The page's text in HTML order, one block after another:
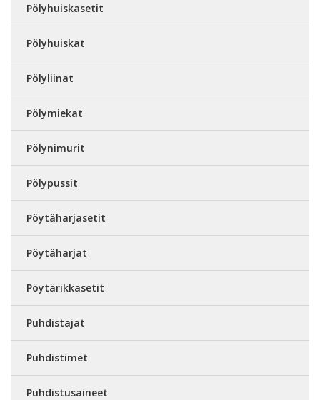
Pölyhuiskasetit
Pölyhuiskat
Pölyliinat
Pölymiekat
Pölynimurit
Pölypussit
Pöytäharjasetit
Pöytäharjat
Pöytärikkasetit
Puhdistajat
Puhdistimet
Puhdistusaineet